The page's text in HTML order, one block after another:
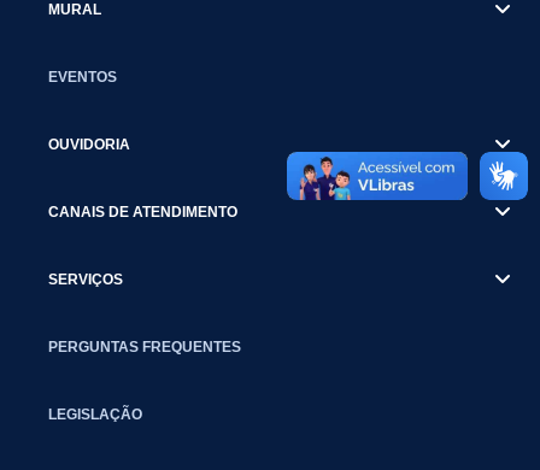
MURAL
EVENTOS
OUVIDORIA
CANAIS DE ATENDIMENTO
SERVIÇOS
PERGUNTAS FREQUENTES
LEGISLAÇÃO